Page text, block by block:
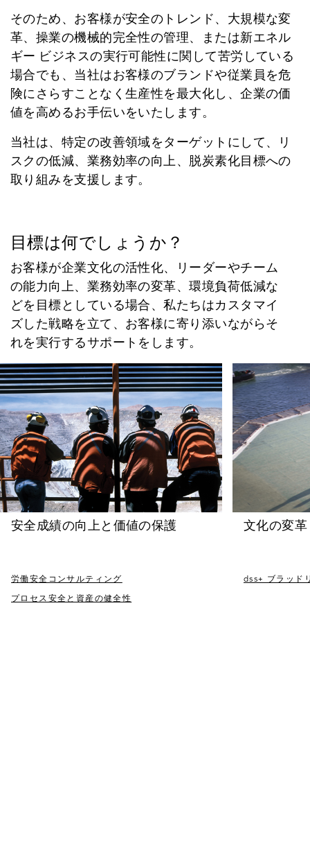
そのため、お客様が安全のトレンド、大規模な変
革、操業の機械的完全性の管理、または新エネル
ギー ビジネスの実行可能性に関して苦労している
場合でも、当社はお客様のブランドや従業員を危
険にさらすことなく生産性を最大化し、企業の価
値を高めるお手伝いをいたします。
当社は、特定の改善領域をターゲットにして、リ
スクの低減、業務効率の向上、脱炭素化目標への
取り組みを支援します。
目標は何でしょうか？
お客様が企業文化の活性化、リーダーやチーム
の能力向上、業務効率の変革、環境負荷低減な
どを目標としている場合、私たちはカスタマイ
ズした戦略を立て、お客様に寄り添いながらそ
れを実行するサポートをします。
安全成績の向上と価値の保護
労働安全コンサルティング
プロセス安全と資産の健全性
文化の変革
dss+ ブラッド